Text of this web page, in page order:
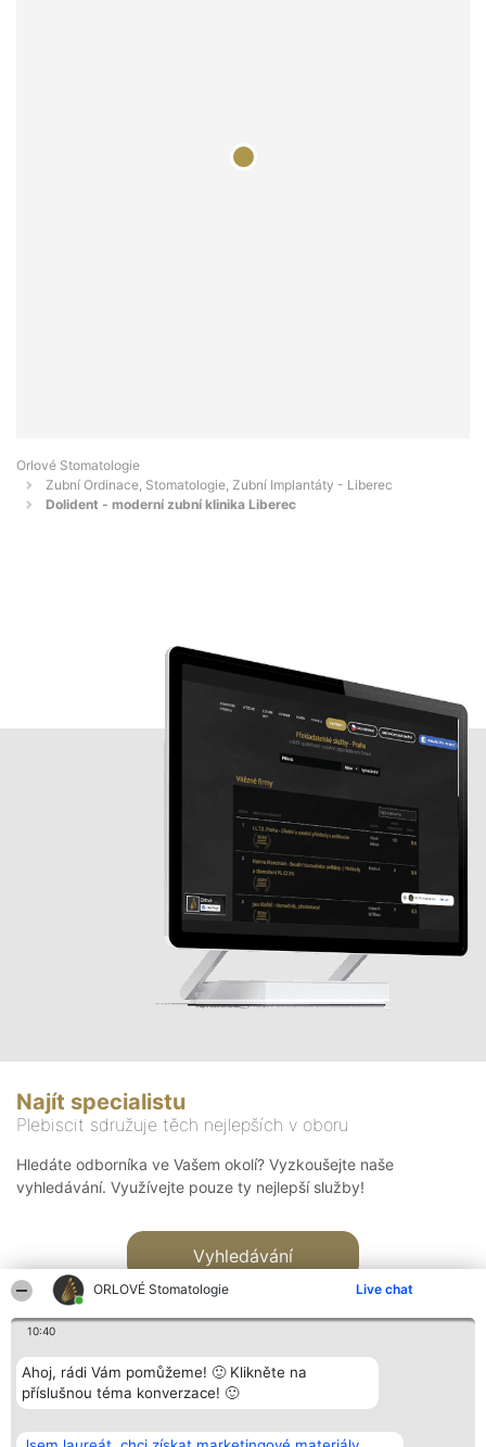
ORLOVÉ Stomatologie Live chat
10:40
Ahoj, rádi Vám pomůžeme! 🙂 Klikněte na
příslušnou téma konverzace! 🙂
Orlové Stomatologie
Zubní Ordinace, Stomatologie, Zubní Implantáty - Liberec
Dolident - moderní zubní klinika Liberec
Najít specialistu
Plebiscit sdružuje těch nejlepších v oboru
Hledáte odborníka ve Vašem okolí? Vyzkoušejte naše
vyhledávání. Využívejte pouze ty nejlepší služby!
Vyhledávání
Bright Side Solutions sp. z o.
Vítězové
Kontakt